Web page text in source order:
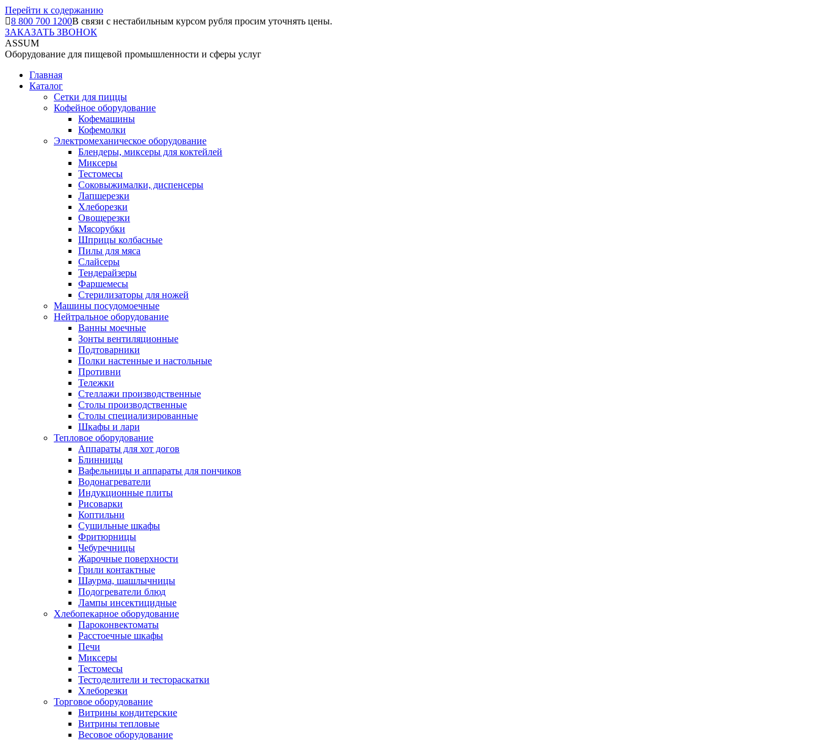
Перейти к содержанию
8 800 700 1200В связи с нестабильным курсом рубля просим уточнять цены.
ЗАКАЗАТЬ ЗВОНОК
ASSUM
Оборудование для пищевой промышленности и сферы услуг
Главная
Каталог
Сетки для пиццы
Кофейное оборудование
Кофемашины
Кофемолки
Электромеханическое оборудование
Блендеры, миксеры для коктейлей
Миксеры
Тестомесы
Соковыжималки, диспенсеры
Лапшерезки
Хлеборезки
Овощерезки
Мясорубки
Шприцы колбасные
Пилы для мяса
Слайсеры
Тендерайзеры
Фаршемесы
Стерилизаторы для ножей
Машины посудомоечные
Нейтральное оборудование
Ванны моечные
Зонты вентиляционные
Подтоварники
Полки настенные и настольные
Противни
Тележки
Стеллажи производственные
Столы производственные
Столы специализированные
Шкафы и лари
Тепловое оборудование
Аппараты для хот догов
Блинницы
Вафельницы и аппараты для пончиков
Водонагреватели
Индукционные плиты
Рисоварки
Коптильни
Сушильные шкафы
Фритюрницы
Чебуречницы
Жарочные поверхности
Грили контактные
Шаурма, шашлычницы
Подогреватели блюд
Лампы инсектицидные
Хлебопекарное оборудование
Пароконвектоматы
Расстоечные шкафы
Печи
Миксеры
Тестомесы
Тестоделители и тестораскатки
Хлеборезки
Торговое оборудование
Витрины кондитерские
Витрины тепловые
Весовое оборудование